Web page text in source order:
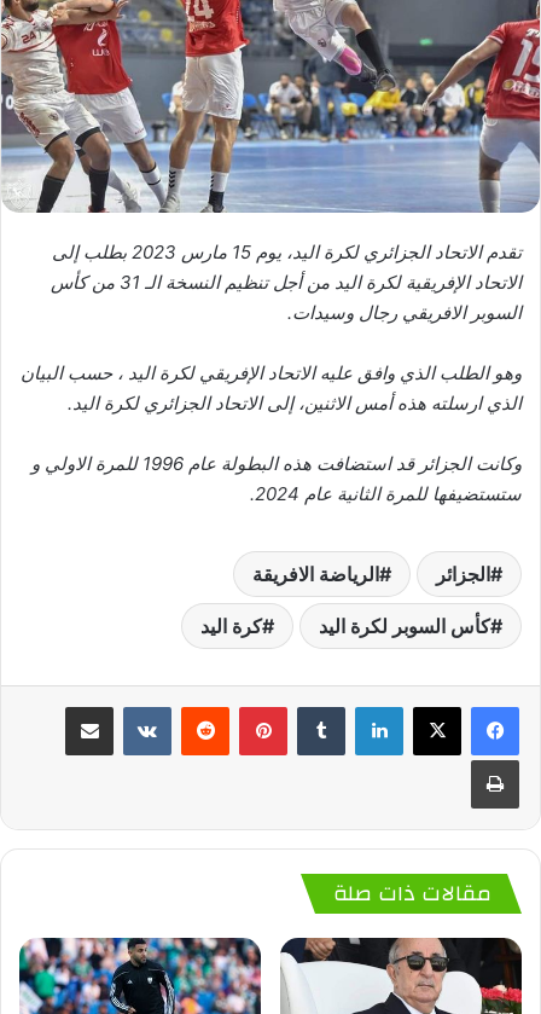
تقدم الاتحاد الجزائري لكرة اليد، يوم 15 مارس 2023 بطلب إلى
الاتحاد الإفريقية لكرة اليد من أجل تنظيم النسخة الـ 31 من كأس
السوبر الافريقي رجال وسيدات.
وهو الطلب الذي وافق عليه الاتحاد الإفريقي لكرة اليد ، حسب البيان
الذي ارسلته هذه أمس الاثنين، إلى الاتحاد الجزائري لكرة اليد.
وكانت الجزائر قد استضافت هذه البطولة عام 1996 للمرة الاولي و
ستستضيفها للمرة الثانية عام 2024.
الجزائر الرياضة الافريقة
كأس السوبر لكرة اليد كرة اليد
لينكدإن بينتيريست
مقالات ذات صلة